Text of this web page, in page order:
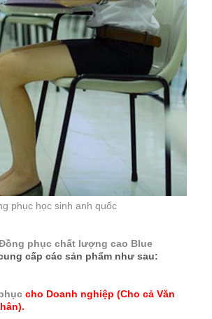
phục học sinh anh quốc
phục chất lượng cao Blue
cấp các sản phẩm như sau:
cho Doanh nghiệp (Cho cả Văn